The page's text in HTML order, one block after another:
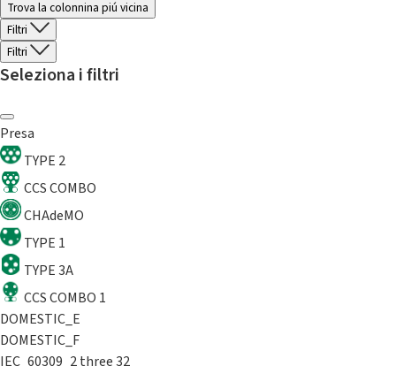
Trova la colonnina piú vicina
Filtri
Filtri
Seleziona i filtri
Presa
TYPE 2
CCS COMBO
CHAdeMO
TYPE 1
TYPE 3A
CCS COMBO 1
DOMESTIC_E
DOMESTIC_F
IEC_60309_2 three 32